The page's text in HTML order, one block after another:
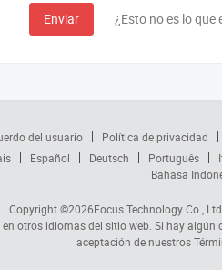
Enviar ¿Esto no es lo que
del usuario Política de privacidad
Español Deutsch Português
Bahasa
Copyright ©2026Focus Technology Co., Ltd.
otros idiomas del sitio web. Si hay
aceptación de nuestros